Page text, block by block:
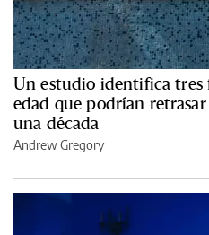
Un estudio identifica tres
edad que podrían
una década
Andrew Gregory